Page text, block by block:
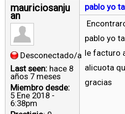
mauriciosanju
an
Desconectado/a
Last seen: hace 8
años 7 meses
Miembro desde:
5 Ene 2018 -
6:38pm
pablo yo
pablo yo
le facturo
alicuota
gracias